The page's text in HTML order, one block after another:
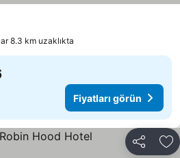
8.3 km uzaklıkta
Fiyatları görün
Paylaş